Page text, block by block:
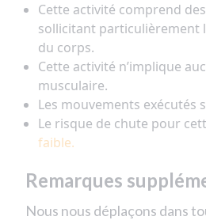
Cette activité comprend
sollicitant particulièrement
du corps.
Cette activité n’implique
musculaire.
Les mouvements exécutés
Le risque de chute pour
faible.
Remarques
Nous nous déplaçons dans